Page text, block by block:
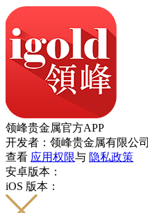
领峰贵金属官方APP
开发者：领峰贵金属有限公司
查看 应用权限与 隐私政策
安卓版本：
iOS 版本：